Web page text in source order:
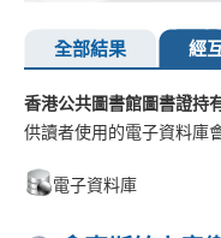
全部結果 經
香港公共圖書館圖書證持
供讀者使用的電子資料庫
電子資料庫